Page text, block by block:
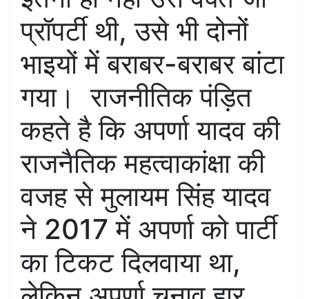
प्रॉपर्टी थी, उसे भी दोनों
भाइयों में बराबर-बराबर बांटा
गया। राजनीतिक पंड़ित
कहते है कि अपर्णा यादव की
राजनैतिक महत्वाकांक्षा की
वजह से मुलायम सिंह यादव
ने 2017 में अपर्णा को पार्टी
का टिकट दिलवाया था,